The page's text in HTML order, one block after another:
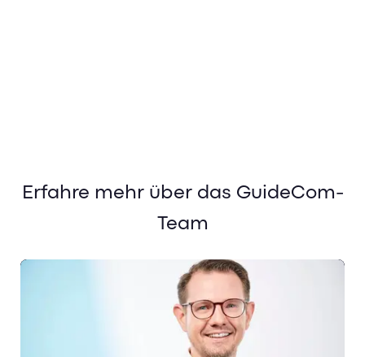
Erfahre mehr über das GuideCom-
Team